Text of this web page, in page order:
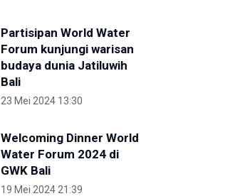
Partisipan World Water
Forum kunjungi warisan
budaya dunia Jatiluwih
Bali
23 Mei 2024 13:30
Welcoming Dinner World
Water Forum 2024 di
GWK Bali
19 Mei 2024 21:39